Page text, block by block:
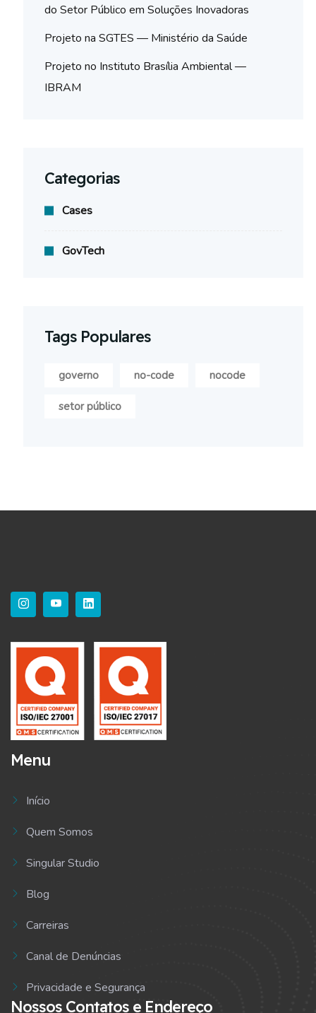
do Setor Público em Soluções Inovadoras
Projeto na SGTES — Ministério da Saúde
Projeto no Instituto Brasília Ambiental —
IBRAM
Categorias
Cases
GovTech
Tags Populares
governo no-code nocode
setor público
Menu
Início
Quem Somos
Singular Studio
Blog
Carreiras
Canal de Denúncias
Privacidade e Segurança
Nossos Contatos e Endereço